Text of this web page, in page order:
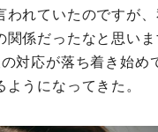
れていたのですが
係だったなと思い
対応が落ち着き始め
うになってきた。